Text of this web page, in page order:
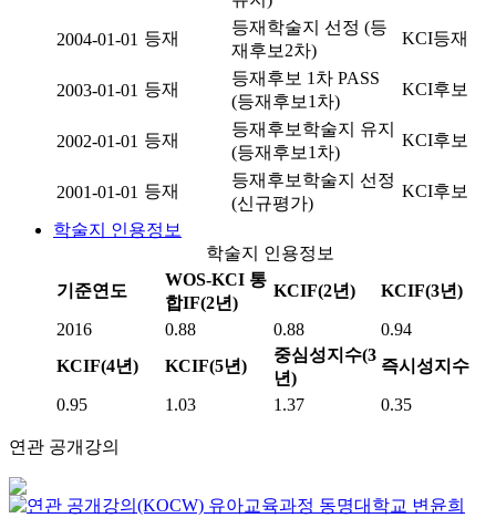
2004-01-01 등재
등재학술지 선정 (등
재후보2차)
KCI등재
2003-01-01 등재
등재후보 1차 PASS
(등재후보1차)
KCI후보
2002-01-01 등재
등재후보학술지 유지
(등재후보1차)
KCI후보
2001-01-01 등재
등재후보학술지 선정
(신규평가)
KCI후보
학술지 인용정보
학술지 인용정보
기준연도
WOS-KCI 통
합IF(2년)
KCIF(2년) KCIF(3년)
2016 0.88 0.88
0.94
KCIF(4년)
KCIF(5년)
중심성지수(3
년)
즉시성지수
0.95 1.03 1.37 0.35
연관 공개강의
유아교육과정 동명대학교 변윤희